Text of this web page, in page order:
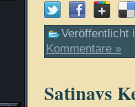
Veröffentlicht
Kommentare »
Satinavs